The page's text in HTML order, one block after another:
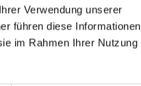
Verwendung unserer
führen diese Informationen
im Rahmen Ihrer Nutzung